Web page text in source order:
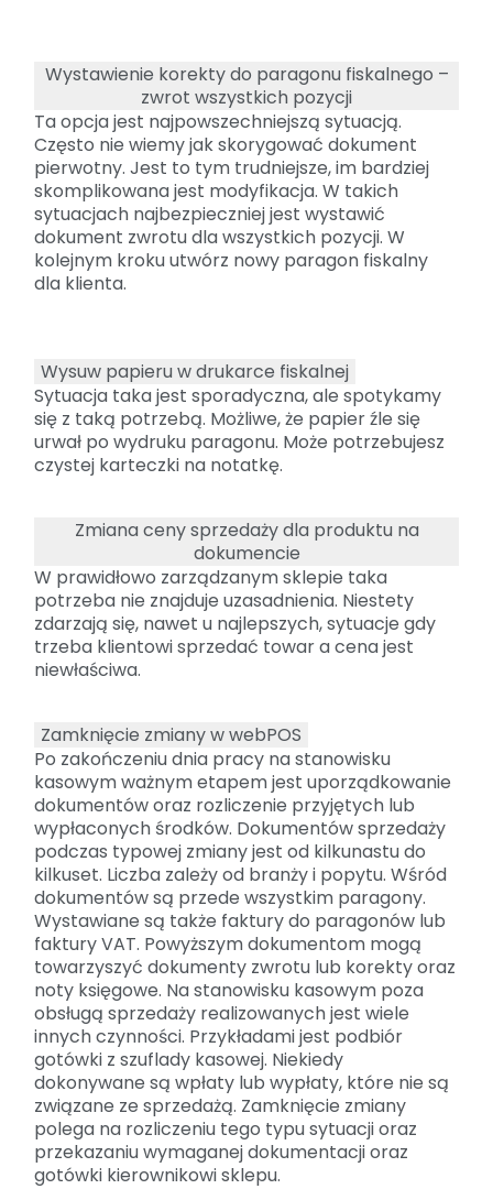
Wystawienie korekty do paragonu fiskalnego –
zwrot wszystkich pozycji
Ta opcja jest najpowszechniejszą sytuacją.
Często nie wiemy jak skorygować dokument
pierwotny. Jest to tym trudniejsze, im bardziej
skomplikowana jest modyfikacja. W takich
sytuacjach najbezpieczniej jest wystawić
dokument zwrotu dla wszystkich pozycji. W
kolejnym kroku utwórz nowy paragon fiskalny
dla klienta.
Wysuw papieru w drukarce fiskalnej
Sytuacja taka jest sporadyczna, ale spotykamy
się z taką potrzebą. Możliwe, że papier źle się
urwał po wydruku paragonu. Może potrzebujesz
czystej karteczki na notatkę.
Zmiana ceny sprzedaży dla produktu na
dokumencie
W prawidłowo zarządzanym sklepie taka
potrzeba nie znajduje uzasadnienia. Niestety
zdarzają się, nawet u najlepszych, sytuacje gdy
trzeba klientowi sprzedać towar a cena jest
niewłaściwa.
Zamknięcie zmiany w webPOS
Po zakończeniu dnia pracy na stanowisku
kasowym ważnym etapem jest uporządkowanie
dokumentów oraz rozliczenie przyjętych lub
wypłaconych środków. Dokumentów sprzedaży
podczas typowej zmiany jest od kilkunastu do
kilkuset. Liczba zależy od branży i popytu. Wśród
dokumentów są przede wszystkim paragony.
Wystawiane są także faktury do paragonów lub
faktury VAT. Powyższym dokumentom mogą
towarzyszyć dokumenty zwrotu lub korekty oraz
noty księgowe. Na stanowisku kasowym poza
obsługą sprzedaży realizowanych jest wiele
innych czynności. Przykładami jest podbiór
gotówki z szuflady kasowej. Niekiedy
dokonywane są wpłaty lub wypłaty, które nie są
związane ze sprzedażą. Zamknięcie zmiany
polega na rozliczeniu tego typu sytuacji oraz
przekazaniu wymaganej dokumentacji oraz
gotówki kierownikowi sklepu.